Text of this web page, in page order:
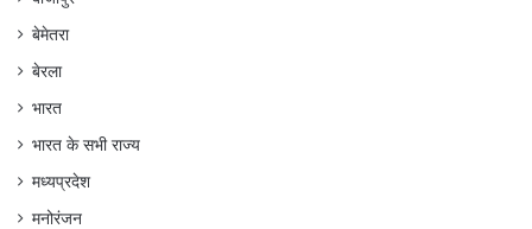
बेमेतरा
बेरला
भारत
भारत के सभी राज्य
मध्यप्रदेश
मनोरंजन